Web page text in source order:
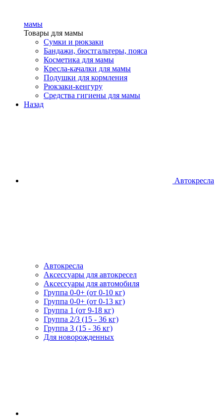
мамы
Товары для мамы
Сумки и рюкзаки
Бандажи, бюстгальтеры, пояса
Косметика для мамы
Кресла-качалки для мамы
Подушки для кормления
Рюкзаки-кенгуру
Средства гигиены для мамы
Назад
Автокресла
Автокресла
Аксессуары для автокресел
Аксессуары для автомобиля
Группа 0-0+ (от 0-10 кг)
Группа 0-0+ (от 0-13 кг)
Группа 1 (от 9-18 кг)
Группа 2/3 (15 - 36 кг)
Группа 3 (15 - 36 кг)
Для новорожденных